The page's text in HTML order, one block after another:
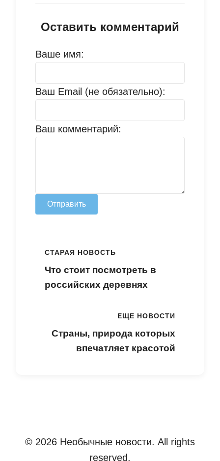
Оставить комментарий
Ваше имя:
Ваш Email (не обязательно):
Ваш комментарий:
Отправить
СТАРАЯ НОВОСТЬ
Что стоит посмотреть в
российских деревнях
ЕЩЕ НОВОСТИ
Страны, природа которых
впечатляет красотой
© 2026 Необычные новости. All rights
reserved.